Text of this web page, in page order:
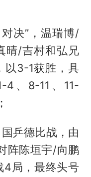
决”，温瑞博/
晴/吉村和弘兄
以3-1获胜，具
4、8-11、11-
乒德比战，由
阵陈垣宇/向鹏
4局，最终头号